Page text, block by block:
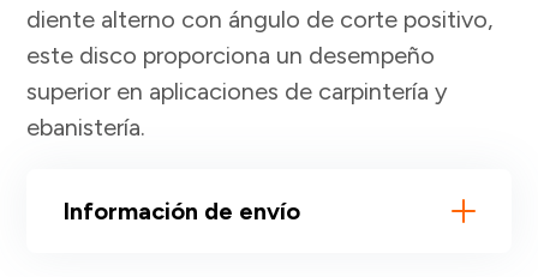
diente alterno con ángulo de corte positivo,
este disco proporciona un desempeño
superior en aplicaciones de carpintería y
ebanistería.
Información de envío